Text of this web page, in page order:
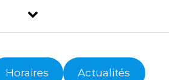
Horaires Actualités